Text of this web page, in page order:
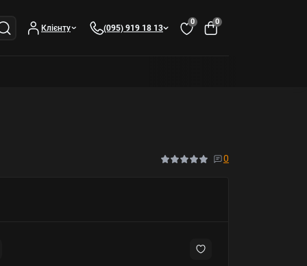
Клієнту (095) 919 18 13
0 0
0